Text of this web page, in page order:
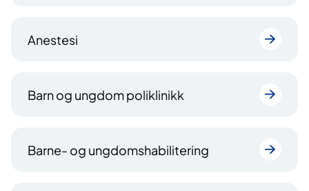
Anestesi
Barn og ungdom poliklinikk
Barne- og ungdomshabilitering